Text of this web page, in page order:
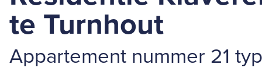
te Turnhout
Appartement nummer 21